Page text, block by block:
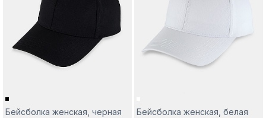
Покупателям
Бейсболка женская, черная Бейсболка женская, белая